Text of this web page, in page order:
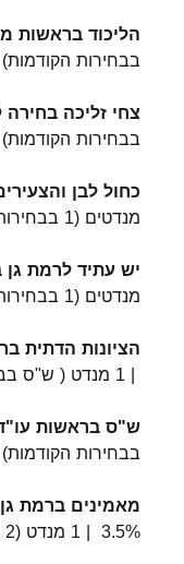
הליכוד בראשות
בבחירות הקודמות)
צחי זליכה בחירה
בבחירות הקודמות)
כחול לבן
מנדטים (1 בבחירות הקודמות)
יש עתיד לרמת
מנדטים (1 בבחירות הקודמות)
הציונות הדתית
| 1 מנדט ( ש"ס בבחירות הקודמות)
ש"ס בראשות
בבחירות הקודמות)
מאמינים ברמת
3.5% | 1 מנדט (2 בבחירות הקודמות)